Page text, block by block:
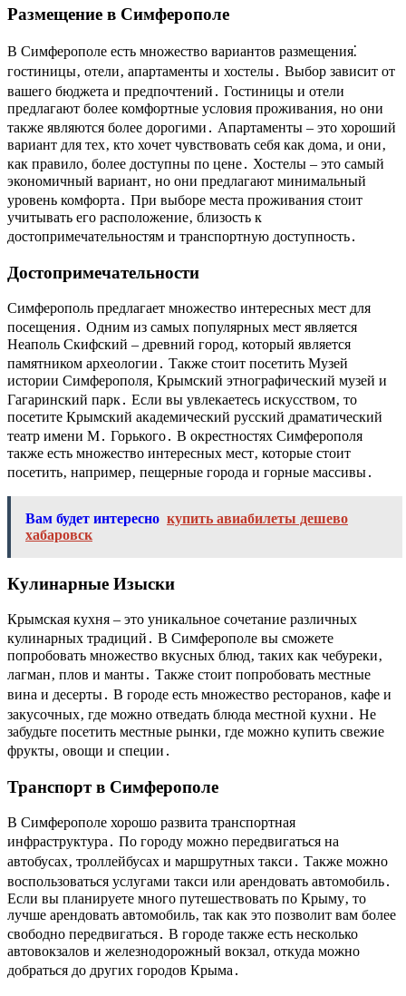
Размещение в Симферополе
В Симферополе есть множество вариантов размещения⁚
гостиницы‚ отели‚ апартаменты и хостелы․ Выбор зависит от
вашего бюджета и предпочтений․ Гостиницы и отели
предлагают более комфортные условия проживания‚ но они
также являются более дорогими․ Апартаменты – это хороший
вариант для тех‚ кто хочет чувствовать себя как дома‚ и они‚
как правило‚ более доступны по цене․ Хостелы – это самый
экономичный вариант‚ но они предлагают минимальный
уровень комфорта․ При выборе места проживания стоит
учитывать его расположение‚ близость к
достопримечательностям и транспортную доступность․
Достопримечательности
Симферополь предлагает множество интересных мест для
посещения․ Одним из самых популярных мест является
Неаполь Скифский – древний город‚ который является
памятником археологии․ Также стоит посетить Музей
истории Симферополя‚ Крымский этнографический музей и
Гагаринский парк․ Если вы увлекаетесь искусством‚ то
посетите Крымский академический русский драматический
театр имени М․ Горького․ В окрестностях Симферополя
также есть множество интересных мест‚ которые стоит
посетить‚ например‚ пещерные города и горные массивы․
Вам будет интересно купить авиабилеты дешево
хабаровск
Кулинарные Изыски
Крымская кухня – это уникальное сочетание различных
кулинарных традиций․ В Симферополе вы сможете
попробовать множество вкусных блюд‚ таких как чебуреки‚
лагман‚ плов и манты․ Также стоит попробовать местные
вина и десерты․ В городе есть множество ресторанов‚ кафе и
закусочных‚ где можно отведать блюда местной кухни․ Не
забудьте посетить местные рынки‚ где можно купить свежие
фрукты‚ овощи и специи․
Транспорт в Симферополе
В Симферополе хорошо развита транспортная
инфраструктура․ По городу можно передвигаться на
автобусах‚ троллейбусах и маршрутных такси․ Также можно
воспользоваться услугами такси или арендовать автомобиль․
Если вы планируете много путешествовать по Крыму‚ то
лучше арендовать автомобиль‚ так как это позволит вам более
свободно передвигаться․ В городе также есть несколько
автовокзалов и железнодорожный вокзал‚ откуда можно
добраться до других городов Крыма․